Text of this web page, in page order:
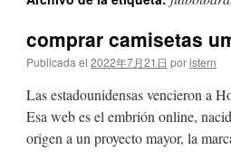
contenido
comprar camisetas
Publicada el 2022年7月21日 poristern
Las estadounidensas vencieron a
Esa web es el embrión online,
origen a un proyecto mayor, la